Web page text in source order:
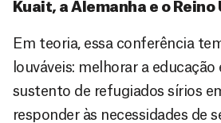
Kuait, a Alemanha e o Reino
Em teoria, essa conferência
louváveis: melhorar a educação
sustento de refugiados sírios
responder às necessidades de